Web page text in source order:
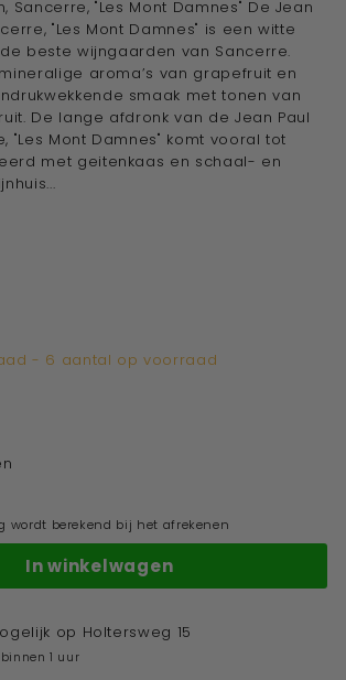
Sancerre, "Les Mont Damnes" De Jean
"Les Mont Damnes" is een witte
beste wijngaarden van Sancerre.
aroma’s van grapefruit en
smaak met tonen van
De lange afdronk van de Jean Paul
"Les Mont Damnes" komt vooral tot
met geitenkaas en schaal- en
- 6 aantal op voorraad
wordt berekend bij het afrekenen
In winkelwagen
op Holtersweg 15
1 uur